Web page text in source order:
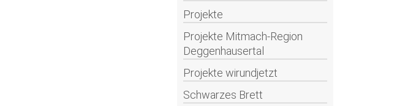
Projekte
Projekte Mitmach-Region
Deggenhausertal
Projekte wirundjetzt
Schwarzes Brett